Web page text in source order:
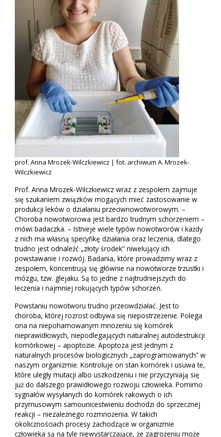
prof. Anna Mrozek-Wilczkiewicz | fot. archiwum A. Mrozek-
Wilczkiewicz
Prof. Anna Mrozek-Wilczkiewicz wraz z zespołem zajmuje
się szukaniem związków mogących mieć zastosowanie w
produkcji leków o działaniu przeciwnowotworowym. –
Choroba nowotworowa jest bardzo trudnym schorzeniem –
mówi badaczka. – Istnieje wiele typów nowotworów i każdy
z nich ma własną specyfikę działania oraz leczenia, dlatego
trudno jest odnaleźć „złoty środek” niwelujący ich
powstawanie i rozwój. Badania, które prowadzimy wraz z
zespołem, koncentrują się głównie na nowotworze trzustki i
mózgu, tzw. glejaku. Są to jedne z najtrudniejszych do
leczenia i najmniej rokujących typów schorzeń.
Powstaniu nowotworu trudno przeciwdziałać. Jest to
choroba, której rozrost odbywa się niepostrzeżenie. Polega
ona na niepohamowanym mnożeniu się komórek
nieprawidłowych, niepodlegających naturalnej autodestrukcji
komórkowej – apoptozie. Apoptoza jest jednym z
naturalnych procesów biologicznych „zaprogramowanych” w
naszym organizmie. Kontroluje on stan komórek i usuwa te,
które uległy mutacji albo uszkodzeniu i nie przyczyniają się
już do dalszego prawidłowego rozwoju człowieka. Pomimo
sygnałów wysyłanych do komórek rakowych o ich
przymusowym samounicestwieniu dochodzi do sprzecznej
reakcji – niezależnego rozmnożenia. W takich
okolicznościach procesy zachodzące w organizmie
człowieka są na tyle niewystarczające, że zagrożeniu może